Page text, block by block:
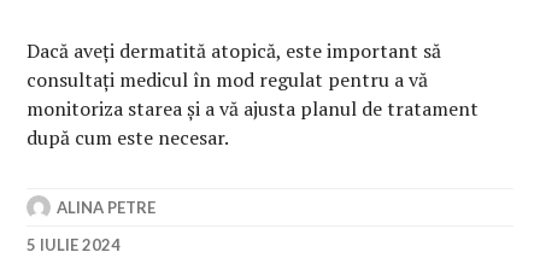
Dacă aveți dermatită atopică, este important să
consultați medicul în mod regulat pentru a vă
monitoriza starea și a vă ajusta planul de tratament
după cum este necesar.
ALINA PETRE
5 IULIE 2024